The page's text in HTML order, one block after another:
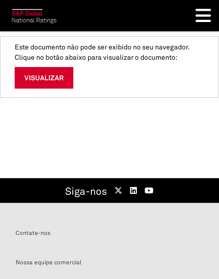
Este documento não pode ser exibido no seu navegador.
Clique no botão abaixo para visualizar o documento:
VISUALIZAR
Siga-nos
Contate-nos
Nossa equipe comercial